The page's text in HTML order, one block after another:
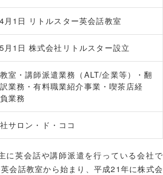
月1日 リトルスター英会話教室
月1日 株式会社リトルスター設立
室・講師派遣業務（ALT/企業等）・翻
業務・有料職業紹介事業・喫茶店経
業務
サロン・ド・ココ
に英会話や講師派遣を行っている会社で
会話教室から始まり、平成21年に株式会